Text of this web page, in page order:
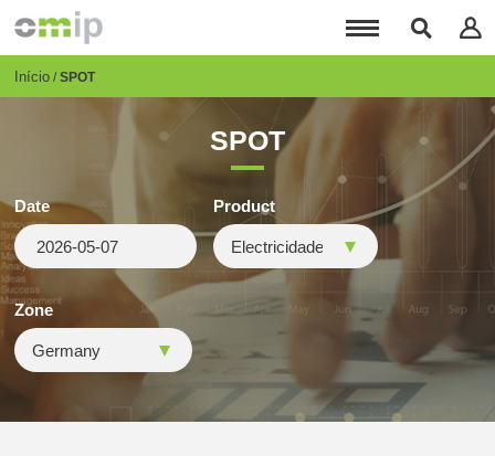
para
conteúdo
Breadcrumb
Início SPOT
SPOT
Date Product
Zone